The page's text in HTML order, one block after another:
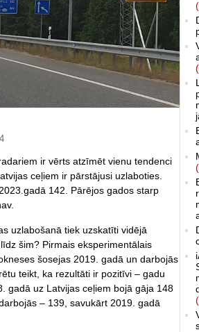
ir vērts atzīmēt vienu tendenci
ceļiem ir pārstājusi uzlaboties.
142. Pārējos gados starp
uzlabošanā tiek uzskatīti vidējā
šim? Pirmais eksperimentālais
šosejas 2019. gadā un darbojās
teikt, ka rezultāti ir pozitīvi – gadu
gadā uz Latvijas ceļiem bojā gāja 148
– 139, savukārt 2019. gadā